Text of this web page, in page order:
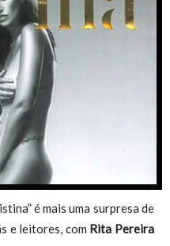
é mais uma surpresa de
e leitores, com Rita Pereira